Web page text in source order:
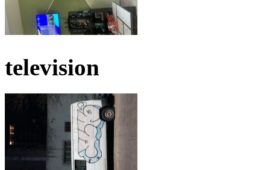
television